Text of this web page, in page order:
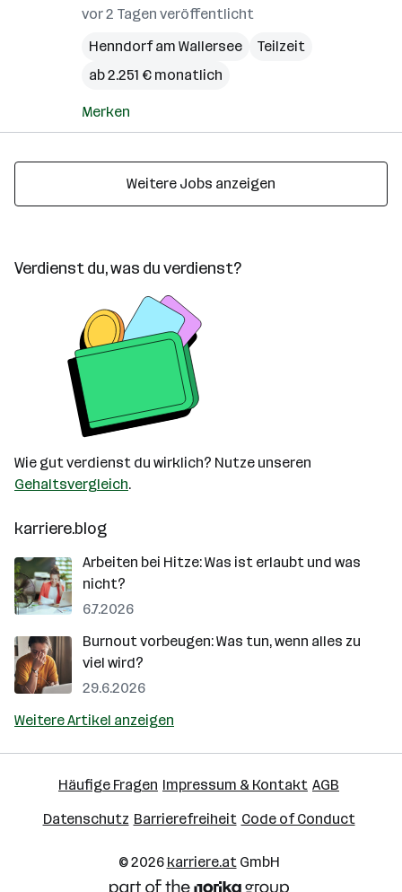
vor 2 Tagen veröffentlicht
Henndorf am Wallersee
Teilzeit
ab 2.251 € monatlich
Merken
Weitere Jobs anzeigen
Verdienst du, was du verdienst?
Wie gut verdienst du wirklich? Nutze unseren
Gehaltsvergleich.
karriere.blog
Arbeiten bei Hitze: Was ist erlaubt und was
nicht?
6.7.2026
Burnout vorbeugen: Was tun, wenn alles zu
viel wird?
29.6.2026
Weitere Artikel anzeigen
Häufige Fragen Impressum & Kontakt AGB
Datenschutz Barrierefreiheit Code of Conduct
© 2026 karriere.atGmbH